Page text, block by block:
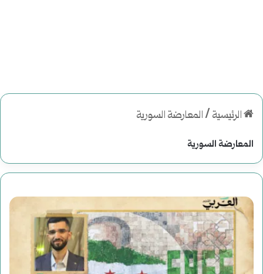
الرئيسية /المعارضة السورية
المعارضة السورية